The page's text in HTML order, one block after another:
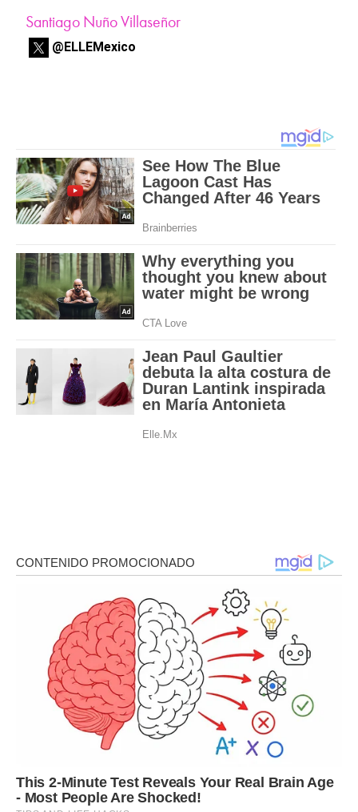
Santiago Nuño Villaseñor
@ELLEMexico